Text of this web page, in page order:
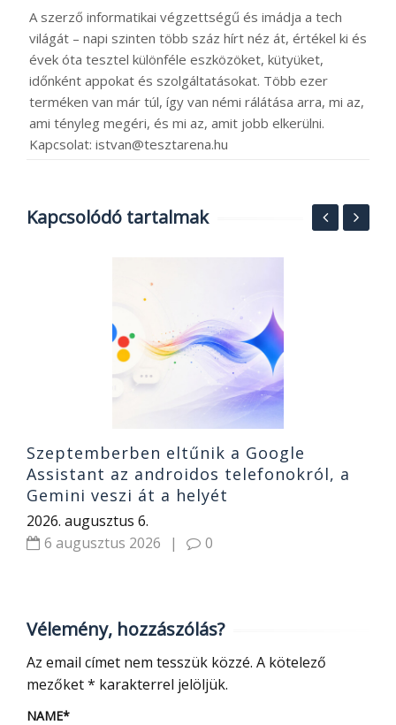
A szerző informatikai végzettségű és imádja a tech
világát – napi szinten több száz hírt néz át, értékel ki és
évek óta tesztel különféle eszközöket, kütyüket,
időnként appokat és szolgáltatásokat. Több ezer
terméken van már túl, így van némi rálátása arra, mi az,
ami tényleg megéri, és mi az, amit jobb elkerülni.
Kapcsolat: istvan@tesztarena.hu
Kapcsolódó tartalmak
Szeptemberben eltűnik a Google
Assistant az androidos telefonokról, a
Gemini veszi át a helyét
2026. augusztus 6.
6 augusztus 2026
| 0
Vélemény, hozzászólás?
Az email címet nem tesszük közzé. A kötelező
mezőket* karakterrel jelöljük.
NAME*